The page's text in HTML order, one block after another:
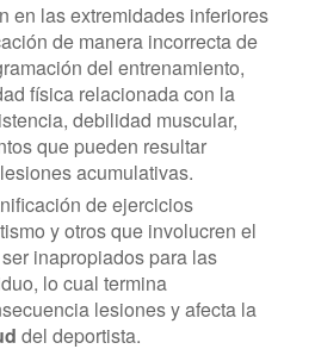
en las extremidades inferiores
de manera incorrecta de
del entrenamiento,
física relacionada con la
debilidad muscular,
que pueden resultar
acumulativas.
de ejercicios
y otros que involucren el
inapropiados para las
lo cual termina
lesiones y afecta la
del deportista.